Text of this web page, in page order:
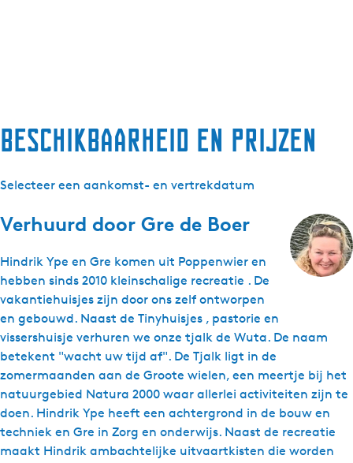
Beschikbaarheid en prijzen
Selecteer een aankomst- en vertrekdatum
Verhuurd door Gre de Boer
Hindrik Ype en Gre komen uit Poppenwier en
hebben sinds 2010 kleinschalige recreatie . De
vakantiehuisjes zijn door ons zelf ontworpen
en gebouwd. Naast de Tinyhuisjes , pastorie en
vissershuisje verhuren we onze tjalk de Wuta. De naam
betekent "wacht uw tijd af". De Tjalk ligt in de
zomermaanden aan de Groote wielen, een meertje bij het
natuurgebied Natura 2000 waar allerlei activiteiten zijn te
doen. Hindrik Ype heeft een achtergrond in de bouw en
techniek en Gre in Zorg en onderwijs. Naast de recreatie
maakt Hindrik ambachtelijke uitvaartkisten die worden